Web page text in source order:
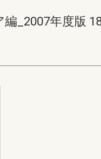
_2007年度版